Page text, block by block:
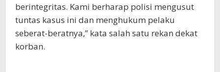
berintegritas. Kami berharap polisi mengusut
tuntas kasus ini dan menghukum pelaku
seberat-beratnya,” kata salah satu rekan dekat
korban.